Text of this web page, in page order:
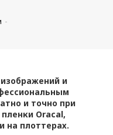
и
и точно при
Oracal,
на плоттерах.